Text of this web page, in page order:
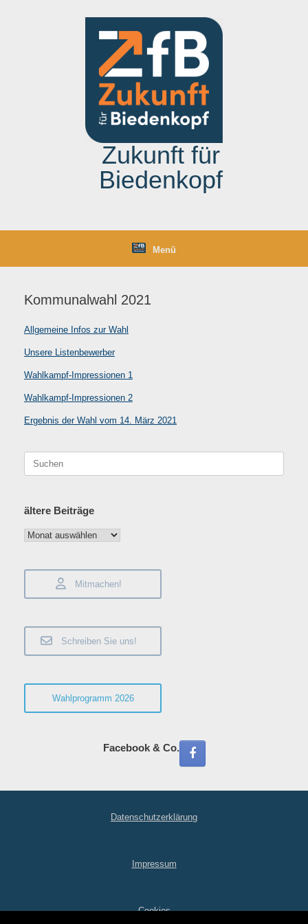
Zukunft für
Biedenkopf
Menü
Kommunalwahl 2021
Allgemeine Infos zur Wahl
Unsere Listenbewerber
Wahlkampf-Impressionen 1
Wahlkampf-Impressionen 2
Ergebnis der Wahl vom 14. März 2021
Suchen
ältere Beiträge
ältere
Mitmachen!
Schreiben Sie uns!
Wahlprogramm 2026
Facebook & Co.
Datenschutzerklärung
Impressum
Cookies